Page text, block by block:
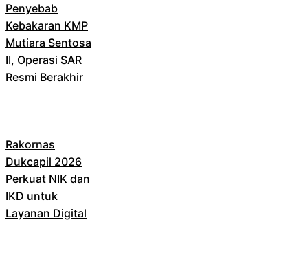
Penyebab
Kebakaran KMP
Mutiara Sentosa
II, Operasi SAR
Resmi Berakhir
Rakornas
Dukcapil 2026
Perkuat NIK dan
IKD untuk
Layanan Digital